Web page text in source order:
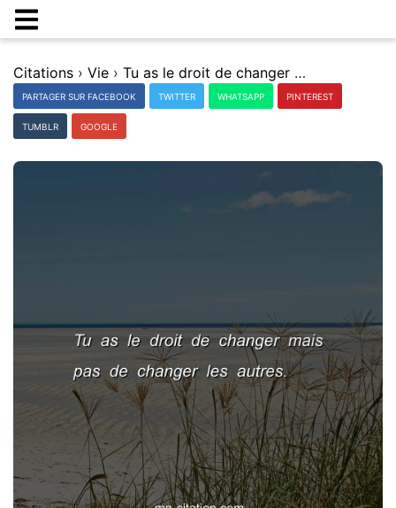
Citations › Vie › Tu as le droit de changer mais pas de changer les autres.
PARTAGER SUR FACEBOOK TWITTER WHATSAPP PINTEREST
TUMBLR GOOGLE